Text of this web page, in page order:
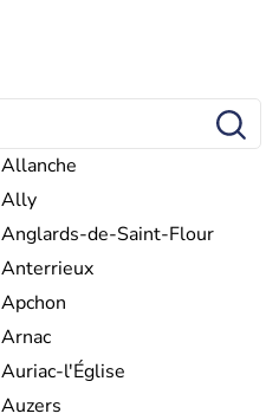
Allanche
Ally
Anglards-de-Saint-Flour
Anterrieux
Apchon
Arnac
Auriac-l'Église
Auzers